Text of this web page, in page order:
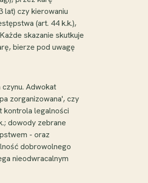
lat) czy kierowaniu
(art. 44 k.k.),
skazanie skutkuje
bierze pod uwagę
Adwokat
zorganizowana', czy
kontrola legalności
dowody zebrane
- oraz
dobrowolnego
nieodwracalnym